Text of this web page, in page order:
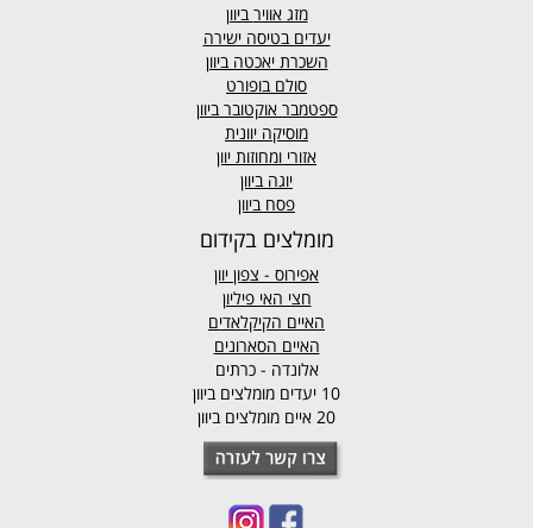
מזג אווירביוון
יעדים בטיסה ישירה
השכרת יאכטה ביוון
סולם בופורט
ספטמבר אוקטובר ביוון
מוסיקה יוונית
אזורי ומחוזות יוון
יוגה ביוון
פסח ביוון
מומלצים בקידום
אפירוס - צפון יוון
חצי האי פיליון
האיים הקיקלאדים
האיים הסארונים
אלונדה - כרתים
10 יעדים מומלצים ביוון
20 איים מומלצים ביוון